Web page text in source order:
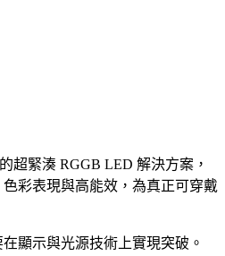
緊湊 RGGB LED 解決方案，
彩表現與高能效，為真正可穿戴
顯示與光源技術上實現突破。